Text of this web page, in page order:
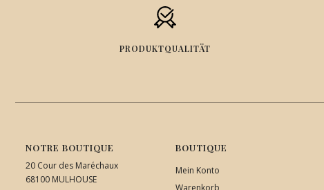
PRODUKTQUALITÄT
NOTRE BOUTIQUE
20 Cour des Maréchaux
68100 MULHOUSE
BOUTIQUE
Mein Konto
Warenkorb